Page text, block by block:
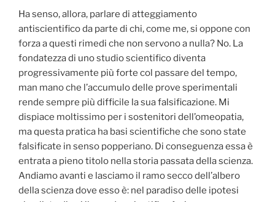
Ha senso, allora, parlare di atteggiamento
antiscientifico da parte di chi, come me, si oppone con
forza a questi rimedi che non servono a nulla? No. La
fondatezza di uno studio scientifico diventa
progressivamente più forte col passare del tempo,
man mano che l’accumulo delle prove sperimentali
rende sempre più difficile la sua falsificazione. Mi
dispiace moltissimo per i sostenitori dell’omeopatia,
ma questa pratica ha basi scientifiche che sono state
falsificate in senso popperiano. Di conseguenza essa è
entrata a pieno titolo nella storia passata della scienza.
Andiamo avanti e lasciamo il ramo secco dell’albero
della scienza dove esso è: nel paradiso delle ipotesi